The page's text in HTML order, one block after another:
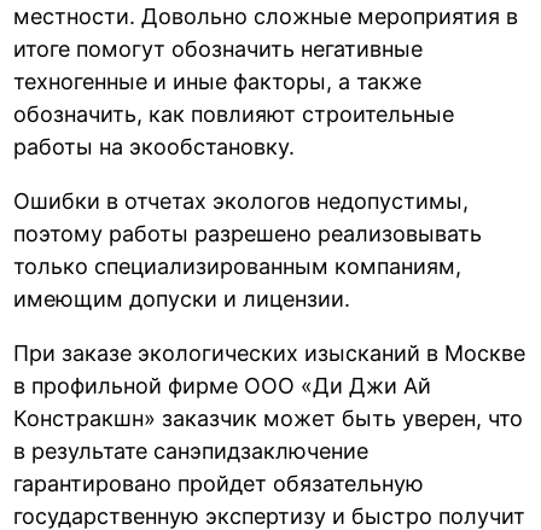
местности. Довольно сложные мероприятия в
итоге помогут обозначить негативные
техногенные и иные факторы, а также
обозначить, как повлияют строительные
работы на экообстановку.
Ошибки в отчетах экологов недопустимы,
поэтому работы разрешено реализовывать
только специализированным компаниям,
имеющим допуски и лицензии.
При заказе экологических изысканий в Москве
в профильной фирме ООО «Ди Джи Ай
Констракшн» заказчик может быть уверен, что
в результате санэпидзаключение
гарантировано пройдет обязательную
государственную экспертизу и быстро получит